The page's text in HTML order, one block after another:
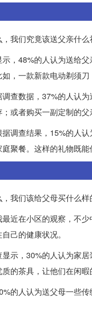
我们究竟该送父亲什么
，48%的人认为送给
，一款新款电动剃须刀
查数据，37%的人认
或者购买一副定制的父
调查结果，15%的人
聚餐。这样的礼物既
我们该给父母买什么样
近在小区的观察，不
己的健康状况。
示，30%的人认为家
的茶具，让他们在闲暇
的人认为送父母一些